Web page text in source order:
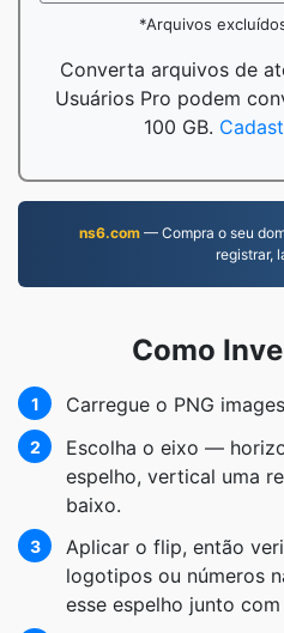
*Arquivos
Converta arquivos de
Usuários Pro podem
100 GB.
ns6.com — Compra o seu
registrar,
Como
1 Carregue o PNG
2
Escolha o eixo —
espelho, vertical uma
baixo.
3
Aplicar o flip, então
logotipos ou números
esse espelho junto